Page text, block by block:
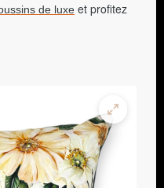
de luxe et profitez